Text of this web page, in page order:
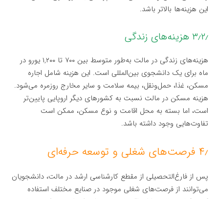
این هزینه‌ها بالاتر باشد.
۳٫۲٫ هزینه‌های زندگی
هزینه‌های زندگی در مالت به‌طور متوسط بین ۷۰۰ تا ۱,۲۰۰ یورو در
ماه برای یک دانشجوی بین‌المللی است. این هزینه شامل اجاره
مسکن، غذا، حمل‌ونقل، بیمه سلامت و سایر مخارج روزمره می‌شود.
هزینه مسکن در مالت نسبت به کشورهای دیگر اروپایی پایین‌تر
است، اما بسته به محل اقامت و نوع مسکن، ممکن است
تفاوت‌هایی وجود داشته باشد.
۴٫ فرصت‌های شغلی و توسعه حرفه‌ای
پس از فارغ‌التحصیلی از مقطع کارشناسی ارشد در مالت، دانشجویان
می‌توانند از فرصت‌های شغلی موجود در صنایع مختلف استفاده